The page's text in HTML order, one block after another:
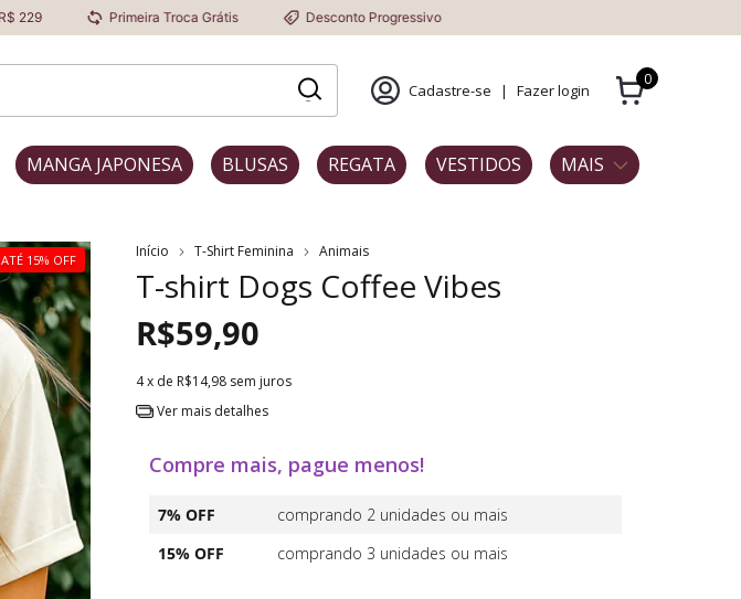
Primeira Troca Grátis Desconto Progressivo
Cadastre-se | Fazer login
0
MANGA JAPONESA BLUSAS REGATA VESTIDOS MAIS
ATÉ 15% OFF Início T-Shirt Feminina Animais
T-shirt Dogs Coffee Vibes
R$59,90
4x de R$14,98 sem juros
Ver mais detalhes
Compre mais, pague menos!
7% OFF
comprando 2 unidades ou mais
15% OFF
comprando 3 unidades ou mais